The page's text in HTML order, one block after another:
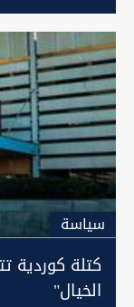
سیاسة
كتلة
الخيال"